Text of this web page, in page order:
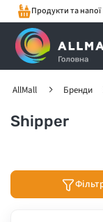
Продукти та напої
AllMall Бренди
Shipper